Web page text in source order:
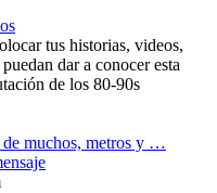
tus historias, videos,
dar a conocer esta
de los 80-90s
de muchos, metros y …